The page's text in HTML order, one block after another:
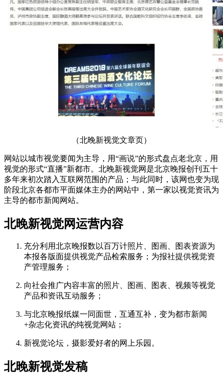
（北晚新视觉文章页）
网站以城市视觉要闻为主导，用“画说”的形式盘点老北京，用
视觉的形式“直播”新都市。北晚新视觉网是北京晚报创刊五十
多年来初次踏入互联网范围的产品；与此同时，该网也变为现
阶段北京各都市平面媒体主办的网站中，第一家以视觉资讯为
主导的都市新闻网站。
北晚新视觉网运营内容
充分利用北京晚报数以百万计照片、图画、图表资源为
本报各版面提供视觉产品检索服务；为报社提供视觉资
产管理服务；
向社会推广内容丰富的照片、图画、图表、视频等视觉
产品和资讯互动服务；
与北京晚报纸媒一同面世，互通互补，变为都市新闻
+杂志化资讯的纯视觉网站；
新视觉论坛，摄影爱好者的网上乐园。
北晚新视觉发稿